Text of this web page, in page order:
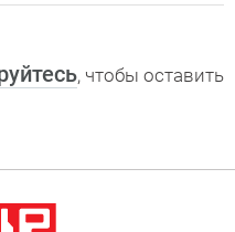
, чтобы оставить